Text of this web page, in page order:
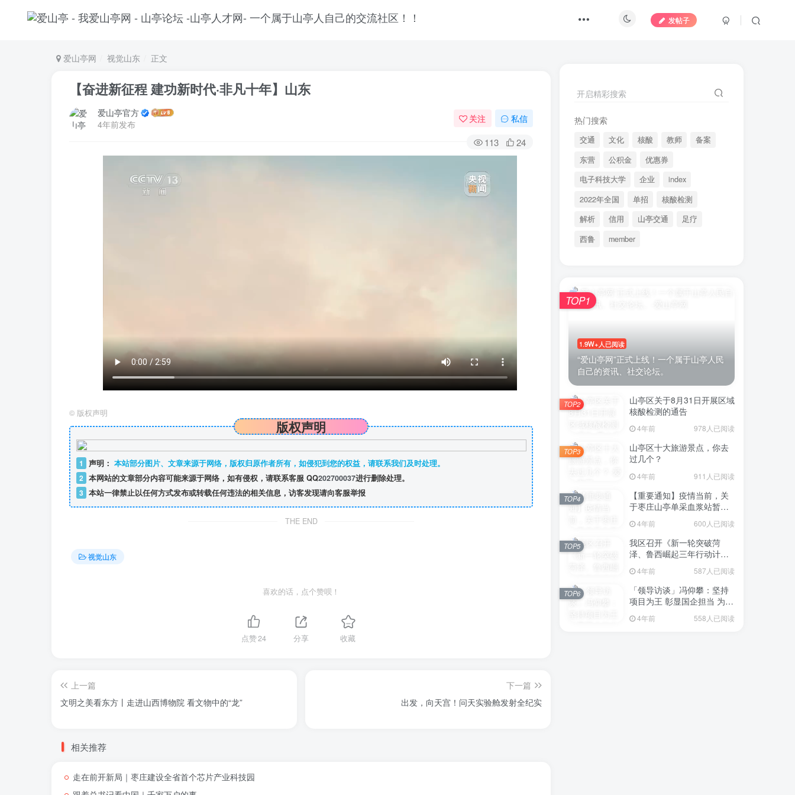
发帖子
爱山亭网 视觉山东 正文
【奋进新征程 建功新时代·非凡十年】山东
爱山亭官方
4年前发布
关注 私信
113 24
© 版权声明
版权声明
1 声明： 本站部分图片、文章来源于网络，版权归原作者所有，如侵犯到您的权益，请联系我们及时处理。
2 本网站的文章部分内容可能来源于网络，如有侵权，请联系客服 QQ202700037进行删除处理。
3 本站一律禁止以任何方式发布或转载任何违法的相关信息，访客发现请向客服举报
THE END
视觉山东
喜欢的话，点个赞呗！
点赞24 分享 收藏
上一篇
文明之美看东方丨走进山西博物院 看文物中的“龙”
下一篇
出发，向天宫！问天实验舱发射全纪实
相关推荐
走在前开新局｜枣庄建设全省首个芯片产业科技园
开启精彩搜索
热门搜索
交通 文化 核酸 教师
备案
东营
公积金
优惠券
电子科技大学
企业
index
2022年全国
单招
核酸检测
解析
信用 山亭交通
足疗
西鲁
member
1.9W+人已阅读
“爱山亭网”正式上线！一个属于山亭人民
自己的资讯、社交论坛。
TOP1
山亭区关于8月31日开展区域
核酸检测的通告
4年前 978人已阅读
TOP2
山亭区十大旅游景点，你去
过几个？
4年前 911人已阅读
TOP3
【重要通知】疫情当前，关
于枣庄山亭单采血浆站暂停
4年前 600人已阅读
TOP4
我区召开《新一轮突破菏
泽、鲁西崛起三年行动计划
意见稿）政策分析研判会议
4年前 587人已阅读
TOP5
「领导访谈」冯仰攀：坚持
项目为王 彰显国企担当 为全
点项目建设贡献“交发力量”
4年前 558人已阅读
TOP6